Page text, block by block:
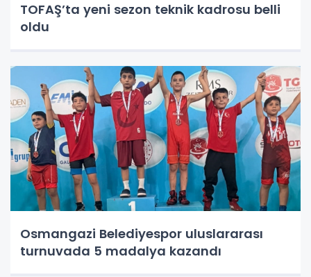
TOFAŞ’ta yeni sezon teknik kadrosu belli
oldu
Osmangazi Belediyespor uluslararası
turnuvada 5 madalya kazandı